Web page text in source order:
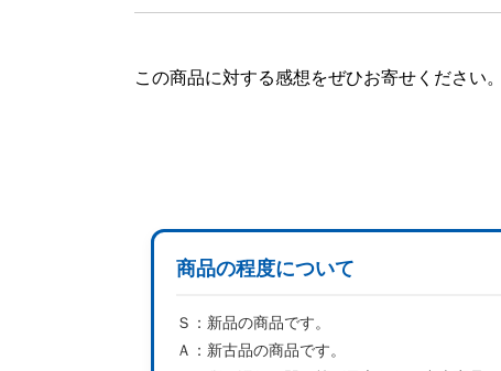
この商品に対する感想をぜひお寄せください。
商品の程度について
Ｓ： 新品の商品です。
Ａ： 新古品の商品です。